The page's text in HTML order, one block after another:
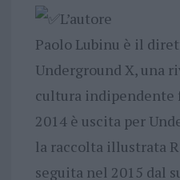
L’autore
Paolo Lubinu è il
Underground X, una
cultura indipendente
2014 è uscita per
la raccolta illustrata
seguita nel 2015 dal